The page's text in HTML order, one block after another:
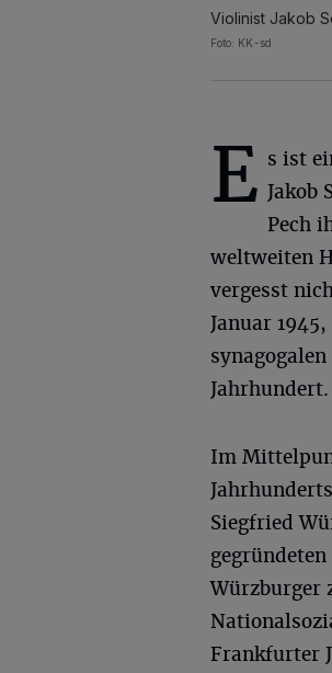
Violinist Jakob
Foto: KK-sd
E s ist
Jakob
Pech
weltweiten
vergesst
Januar
Jahrhundert.
Im
Siegfried
Würzburger
Frankfurter